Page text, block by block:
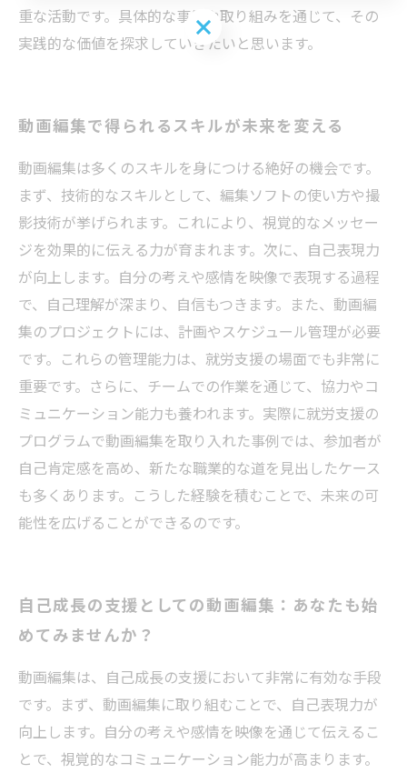
重な活動です。具体的な事例や取り組みを通じて、その
実践的な価値を探求していきたいと思います。
動画編集で得られるスキルが未来を変える
動画編集は多くのスキルを身につける絶好の機会です。
まず、技術的なスキルとして、編集ソフトの使い方や撮
影技術が挙げられます。これにより、視覚的なメッセー
ジを効果的に伝える力が育まれます。次に、自己表現力
が向上します。自分の考えや感情を映像で表現する過程
で、自己理解が深まり、自信もつきます。また、動画編
集のプロジェクトには、計画やスケジュール管理が必要
です。これらの管理能力は、就労支援の場面でも非常に
重要です。さらに、チームでの作業を通じて、協力やコ
ミュニケーション能力も養われます。実際に就労支援の
プログラムで動画編集を取り入れた事例では、参加者が
自己肯定感を高め、新たな職業的な道を見出したケース
も多くあります。こうした経験を積むことで、未来の可
能性を広げることができるのです。
自己成長の支援としての動画編集：あなたも始
めてみませんか？
動画編集は、自己成長の支援において非常に有効な手段
です。まず、動画編集に取り組むことで、自己表現力が
向上します。自分の考えや感情を映像を通じて伝えるこ
とで、視覚的なコミュニケーション能力が高まります。
お問い合わせはこちら